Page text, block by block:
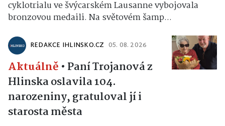
cyklotrialu ve švýcarském Lausanne vybojovala
bronzovou medaili. Na světovém šamp...
REDAKCE IHLINSKO.CZ 05. 08. 2026
Aktuálně • Paní Trojanová z
Hlinska oslavila 104.
narozeniny, gratuloval jí i
starosta města